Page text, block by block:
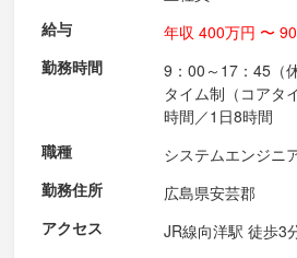
給与
年収 400万円 〜
勤務時間
9：00～17：45（
タイム制（コアタ
時間／1日8時間
職種
システムエンジニ
勤務住所
広島県安芸郡
アクセス
JR線向洋駅 徒歩3